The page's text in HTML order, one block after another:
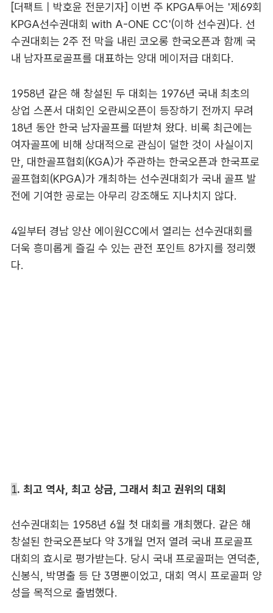
[더팩트 | 박호윤 전문기자] 이번 주 KPGA투어는 '제69회
KPGA선수권대회 with A-ONE CC'(이하 선수권)다. 선
수권대회는 2주 전 막을 내린 코오롱 한국오픈과 함께 국
내 남자프로골프를 대표하는 양대 메이저급 대회다.
1958년 같은 해 창설된 두 대회는 1976년 국내 최초의
상업 스폰서 대회인 오란씨오픈이 등장하기 전까지 무려
18년 동안 한국 남자골프를 떠받쳐 왔다. 비록 최근에는
여자골프에 비해 상대적으로 관심이 덜한 것이 사실이지
만, 대한골프협회(KGA)가 주관하는 한국오픈과 한국프로
골프협회(KPGA)가 개최하는 선수권대회가 국내 골프 발
전에 기여한 공로는 아무리 강조해도 지나치지 않다.
4일부터 경남 양산 에이원CC에서 열리는 선수권대회를
더욱 흥미롭게 즐길 수 있는 관전 포인트 8가지를 정리했
다.
1. 최고 역사, 최고 상금, 그래서 최고 권위의 대회
선수권대회는 1958년 6월 첫 대회를 개최했다. 같은 해
창설된 한국오픈보다 약 3개월 먼저 열려 국내 프로골프
대회의 효시로 평가받는다. 당시 국내 프로골퍼는 연덕춘,
신봉식, 박명출 등 단 3명뿐이었고, 대회 역시 프로골퍼 양
성을 목적으로 출범했다.